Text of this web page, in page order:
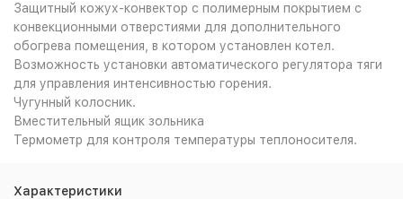
Защитный кожух-конвектор с полимерным покрытием с
конвекционными отверстиями для дополнительного
обогрева помещения, в котором установлен котел.
Возможность установки автоматического регулятора тяги
для управления интенсивностью горения.
Чугунный колосник.
Вместительный ящик зольника
Термометр для контроля температуры теплоносителя.
Характеристики